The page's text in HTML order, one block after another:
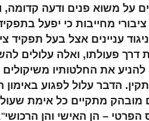
על משוא פנים ודעה קדומה,
מחייבות כי יפעל
עניינים אצל בעל תפקיד
דרך פעולתו, ואלה עלולים
להניע את החלטותיו
הדבר עלול לפגוע באימון
מובהק מתקיים כל אימת שעולה
– הן האישי והן הרכושי